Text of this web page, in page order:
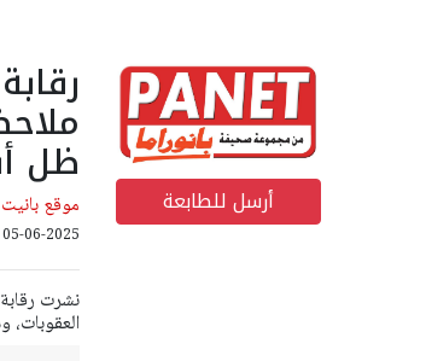
أرسل للطابعة
ظل
موقع
05-06-2025 16:10:12
نشرت